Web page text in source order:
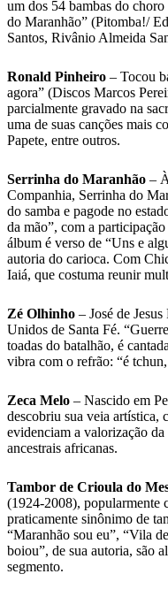
um dos 54 bambas do
do Maranhão” (Pitomba!/
Santos, Rivânio Almeida
Ronald Pinheiro – Tocou
agora” (Discos Marcos
parcialmente gravado na
uma de suas canções mais
Papete, entre outros.
Serrinha do Maranhão –
Companhia, Serrinha do
do samba e pagode no
da mão”, com a
álbum é verso de “Uns e
autoria do carioca. Com
Iaiá, que costuma reunir
Zé Olhinho – José de
Unidos de Santa Fé.
toadas do batalhão, é
vibra com o refrão: “é
Zeca Melo – Nascido em
descobriu sua veia artística,
evidenciam a valorização
ancestrais africanas.
Tambor de Crioula do
(1924-2008), popularmente
praticamente sinônimo de
“Maranhão sou eu”, “Vila
boiou”, de sua autoria, são
segmento.